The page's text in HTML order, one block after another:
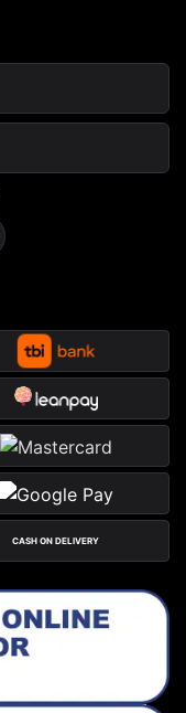
CASH ON DELIVERY